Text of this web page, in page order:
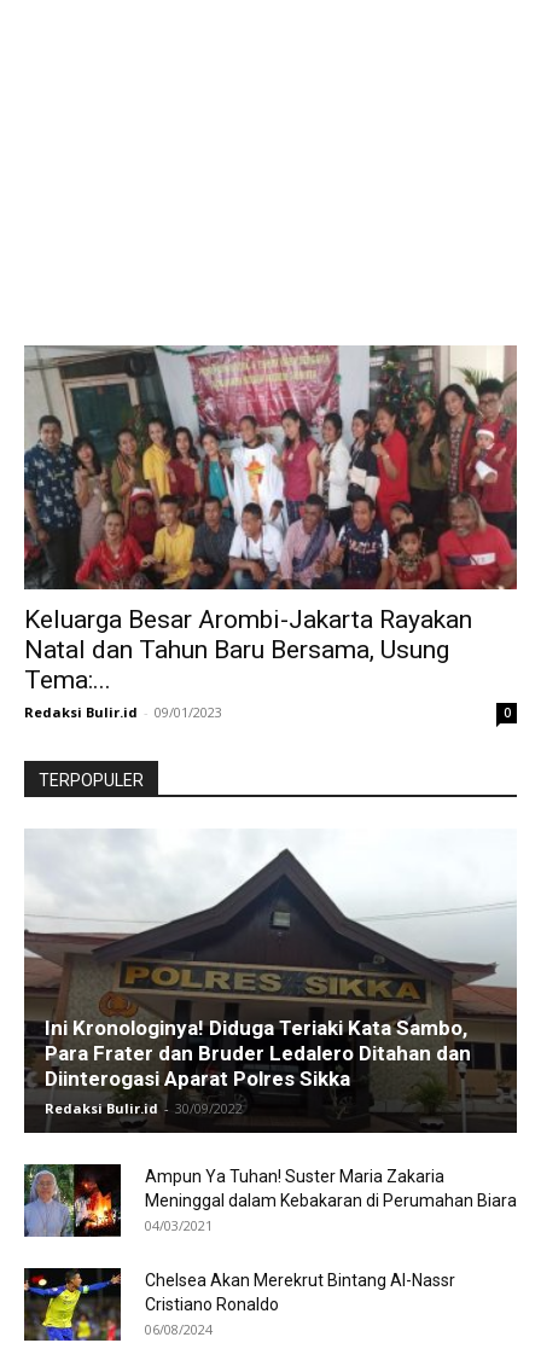
Keluarga Besar Arombi-Jakarta Rayakan
Natal dan Tahun Baru Bersama, Usung
Tema:...
Redaksi Bulir.id - 09/01/2023 0
TERPOPULER
Ini Kronologinya! Diduga Teriaki Kata Sambo,
Para Frater dan Bruder Ledalero Ditahan dan
Diinterogasi Aparat Polres Sikka
Redaksi Bulir.id - 30/09/2022
Ampun Ya Tuhan! Suster Maria Zakaria
Meninggal dalam Kebakaran di Perumahan Biara
04/03/2021
Chelsea Akan Merekrut Bintang Al-Nassr
Cristiano Ronaldo
06/08/2024